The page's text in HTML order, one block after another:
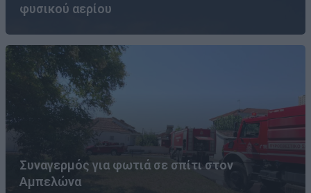
φυσικού αερίου
Συναγερμός για φωτιά σε σπίτι στον
Αμπελώνα